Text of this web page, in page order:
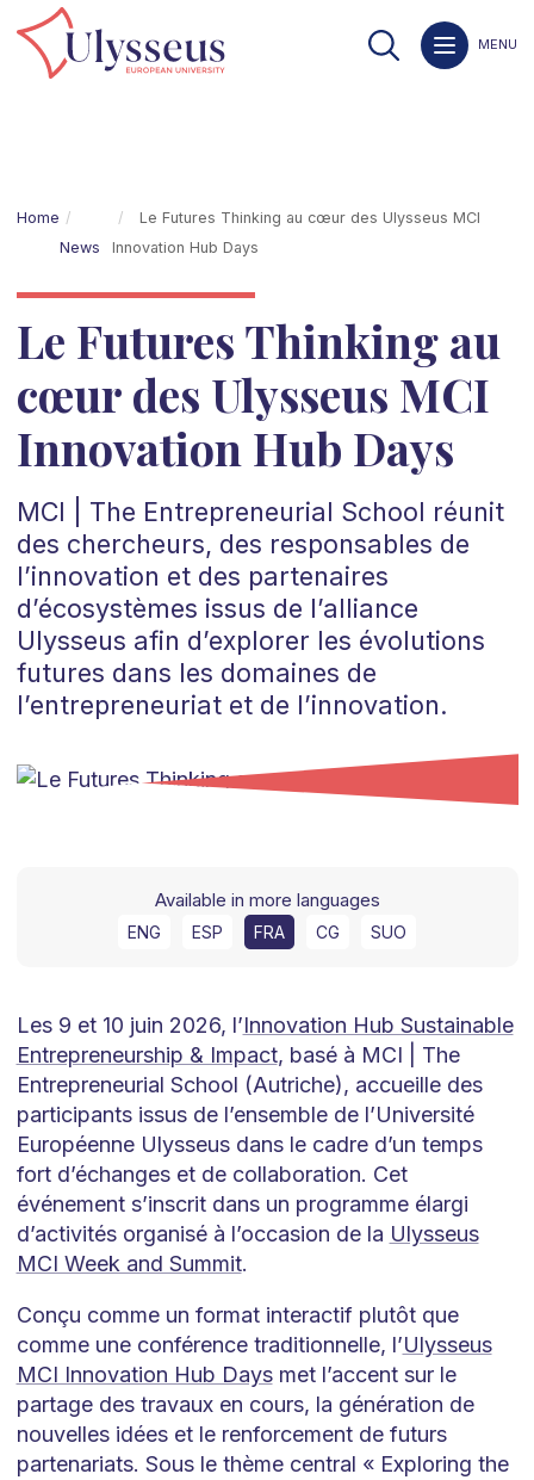
MENU
Home
News
Le Futures Thinking au cœur des Ulysseus MCI
Innovation Hub Days
Le Futures Thinking au
cœur des Ulysseus MCI
Innovation Hub Days
MCI | The Entrepreneurial School réunit
des chercheurs, des responsables de
l’innovation et des partenaires
d’écosystèmes issus de l’alliance
Ulysseus afin d’explorer les évolutions
futures dans les domaines de
l’entrepreneuriat et de l’innovation.
Available in more languages
ENG ESP FRA CG SUO
Les 9 et 10 juin 2026, l’Innovation Hub Sustainable
Entrepreneurship & Impact, basé à MCI | The
Entrepreneurial School (Autriche), accueille des
participants issus de l’ensemble de l’Université
Européenne Ulysseus dans le cadre d’un temps
fort d’échanges et de collaboration. Cet
événement s’inscrit dans un programme élargi
d’activités organisé à l’occasion de la Ulysseus
MCI Week and Summit.
Conçu comme un format interactif plutôt que
comme une conférence traditionnelle, l’Ulysseus
MCI Innovation Hub Daysmet l’accent sur le
partage des travaux en cours, la génération de
nouvelles idées et le renforcement de futurs
partenariats. Sous le thème central « Exploring the